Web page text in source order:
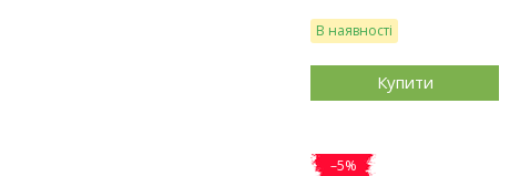
В наявності
Купити
–5%